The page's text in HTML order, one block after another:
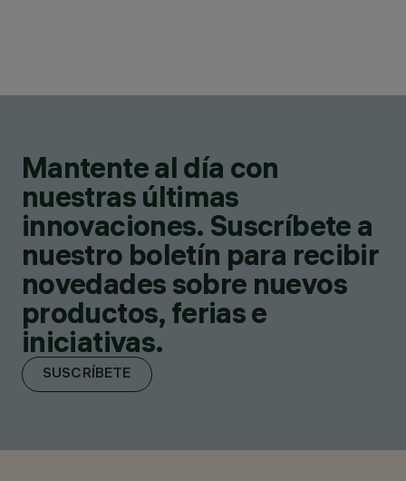
Mantente al día con
nuestras últimas
innovaciones. Suscríbete a
nuestro boletín para recibir
novedades sobre nuevos
productos, ferias e
iniciativas.
SUSCRÍBETE